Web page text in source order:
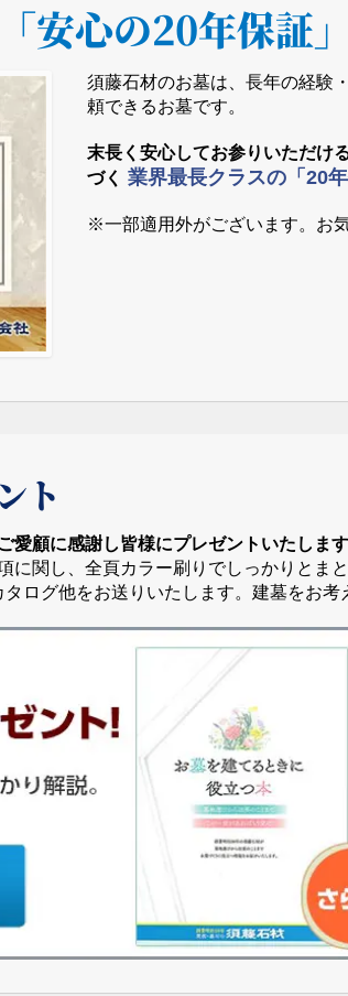
「安心の20年保証」
須藤石材のお墓は、長年の経験
頼できるお墓です。
末長く安心してお参りいただけ
づく 業界最長クラスの「20
※一部適用外がございます。お
ト
愛顧に感謝し皆様にプレゼントいたします
関し、全頁カラー刷りでしっかりとま
ログ他をお送りいたします。建墓をお考